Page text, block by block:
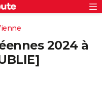
2024 à